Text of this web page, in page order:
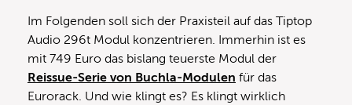
Im Folgenden soll sich der Praxisteil auf das Tiptop
Audio 296t Modul konzentrieren. Immerhin ist es
mit 749 Euro das bislang teuerste Modul der
Reissue-Serie von Buchla-Modulen für das
Eurorack. Und wie klingt es? Es klingt wirklich